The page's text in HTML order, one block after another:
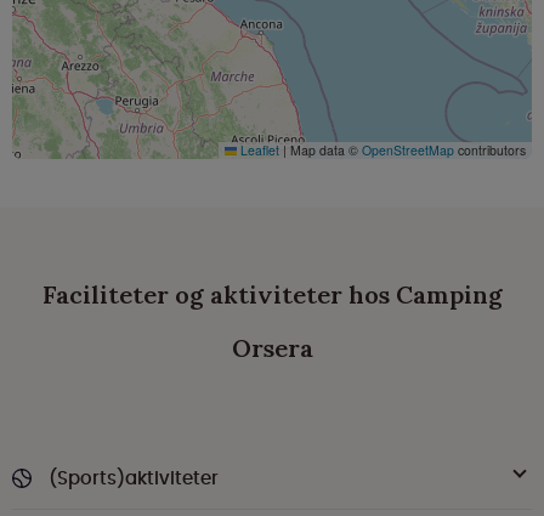
Leaflet | Map data © OpenStreetMap contributors
Faciliteter og aktiviteter hos Camping
Orsera
(Sports)aktiviteter